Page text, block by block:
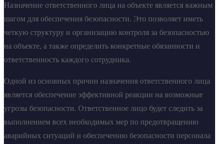
Назначение ответственного лица на объекте является важным
шагом для обеспечения безопасности. Это позволяет иметь
четкую структуру и организацию контроля за безопасностью
на объекте, а также определить конкретные обязанности и
ответственность каждого сотрудника.
Одной из основных причин назначения ответственного лица
является обеспечение эффективной реакции на возможные
угрозы безопасности. Ответственное лицо будет следить за
выполнением всех необходимых мер по предотвращению
аварийных ситуаций и обеспечению безопасности персонала